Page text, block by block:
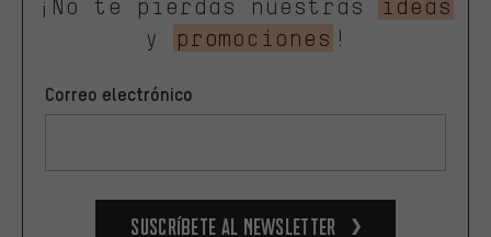
¡No te pierdas nuestras
ideas
y
promociones !
Correo electrónico
Suscríbete al newsletter